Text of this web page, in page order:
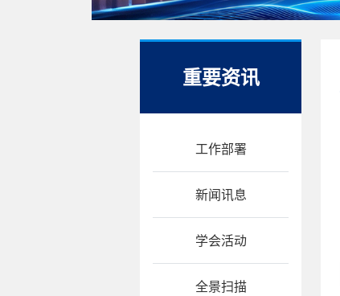
重要资讯
工作部署
新闻讯息
学会活动
全景扫描